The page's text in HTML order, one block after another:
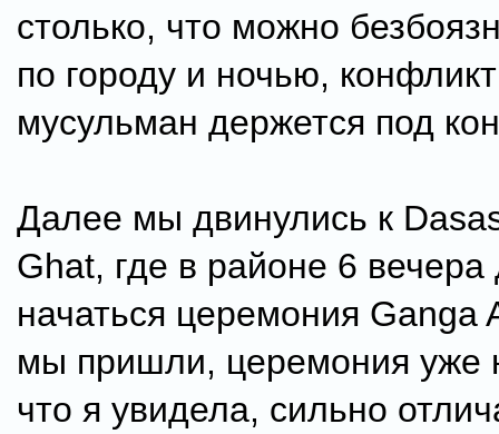
столько, что можно
по городу и ночью,
мусульман держется под
Далее мы двинулись к
Ghat, где в районе 6
начаться церемония Ganga
мы пришли, церемония уже
что я увидела, сильно